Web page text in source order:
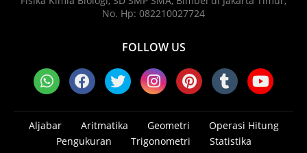
No. Hp: 082210027724
FOLLOW US
Aljabar Aritmatika Geometri
Operasi Hitung
Pengukuran
Trigonometri
Statistika